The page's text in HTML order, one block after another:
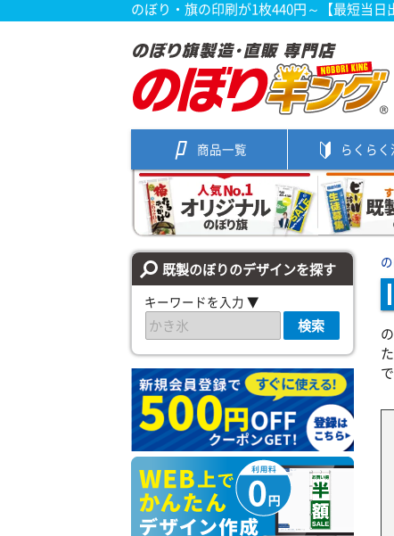
のぼり・旗の印刷が1枚440円～【最短当日
商品一覧 らくらく
既製のぼりのデザインを探す
キーワードを入力 ▼
検索